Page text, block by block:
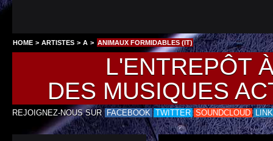
HOME > ARTISTES > A > ANIMAUX FORMIDABLES (IT)
L'ENTREPÔT
DES MUSIQUES
REJOIGNEZ-NOUS SUR FACEBOOK TWITTER SOUNDCLOUD